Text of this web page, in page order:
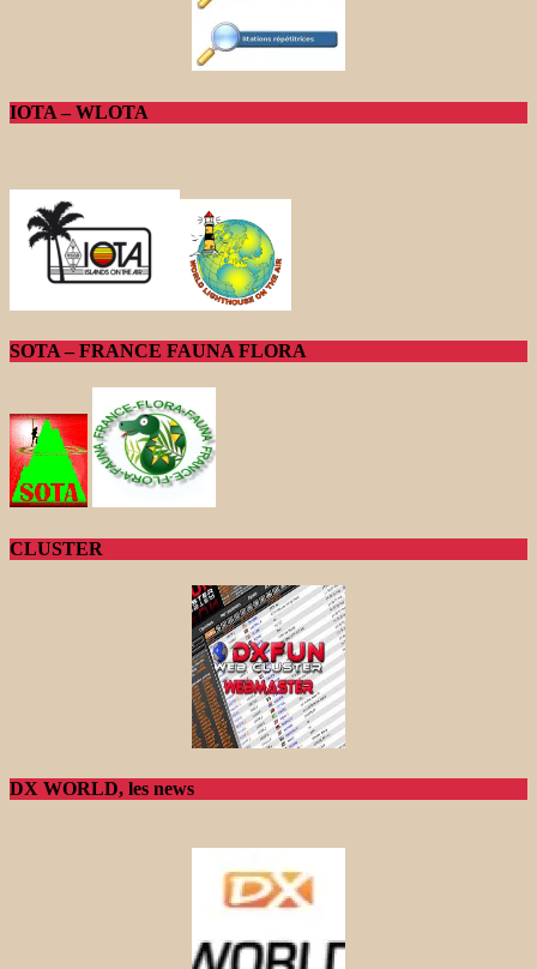
IOTA – WLOTA
SOTA – FRANCE FAUNA FLORA
CLUSTER
DX WORLD, les news